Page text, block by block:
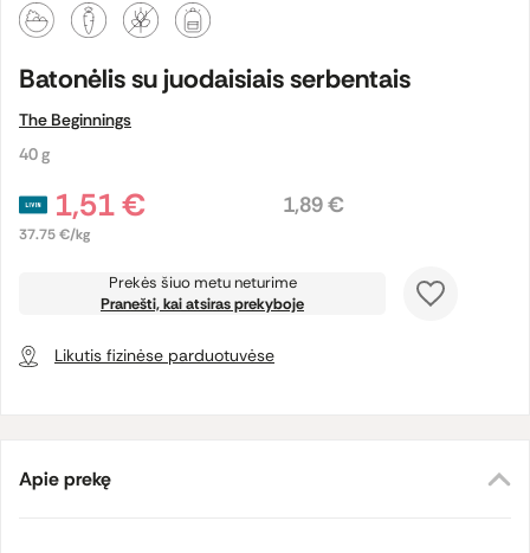
Batonėlis su juodaisiais serbentais
The Beginnings
40 g
1,51 €
37.75 €/kg
1,89 €
Prekės šiuo metu neturime
Pranešti, kai atsiras prekyboje
Likutis fizinėse parduotuvėse
Apie prekę